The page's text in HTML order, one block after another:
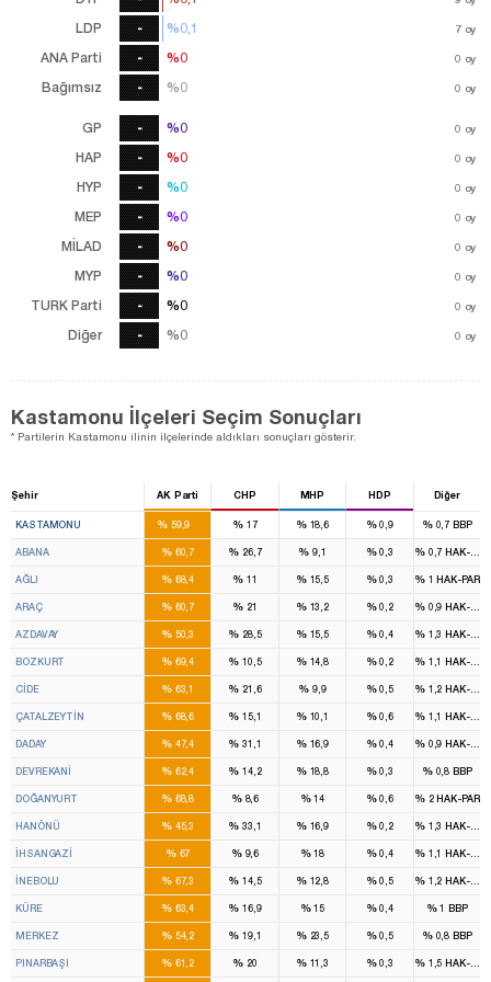
LDP
ANA Parti
Bağımsız
-
-
-
%0,1 7 oy
%0 0 oy
%0 0 oy
%0,1 oy
%0
%0
GP
HAP
HYP
MEP
MİLAD
MYP
TURK Parti
Diğer
-
-
-
-
-
-
-
-
%0 0 oy
%0 0 oy
%0 0 oy
%0 0 oy
%0 0 oy
%0 0 oy
%0 0 oy
%0 0 oy
%0
%0
%0
%0
%0
%0
%0
%0
Kastamonu İlçeleri Seçim Sonuçları
* Partilerin Kastamonu ilinin ilçelerinde aldıkları sonuçları gösterir.
Şehir AK Parti CHP MHP HDP Diğer
KASTAMONU %59,9
3
% 17 %18,6 %0,9 %0,7BBP
ABANA %60,7 % 26,7 % 9,1 %0,3 %0,7HAK-PAR
AĞLI %68,4 % 11 %15,5 %0,3 %1HAK-PAR
ARAÇ %60,7 % 21 %13,2 %0,2 %0,9HAK-PAR
AZDAVAY %50,3 % 28,5 %15,5 %0,4 %1,3HAK-PAR
BOZKURT %69,4 % 10,5 %14,8 %0,2 %1,1HAK-PAR
CİDE %63,1 % 21,6 % 9,9 %0,5 %1,2HAK-PAR
ÇATALZEYTİN %68,6 % 15,1 %10,1 %0,6 %1,1HAK-PAR
DADAY %47,4 % 31,1 %16,9 %0,4 %0,9HAK-PAR
DEVREKANİ %62,4 % 14,2 %18,8 %0,3 %0,8BBP
DOĞANYURT %68,8 %8,6 %14 %0,6 %2HAK-PAR
HANÖNÜ %45,3 % 33,1 %16,9 %0,2 %1,3HAK-PAR
İHSANGAZİ %67 %9,6 %18 %0,4 %1,1HAK-PAR
İNEBOLU %67,3 % 14,5 %12,8 %0,5 %1,2HAK-PAR
KÜRE %63,4 % 16,9 %15 %0,4 %1BBP
MERKEZ %54,2 % 19,1 %23,5 %0,5 %0,8BBP
PINARBAŞI %61,2 % 20 %11,3 %0,3 %1,5HAK-PAR